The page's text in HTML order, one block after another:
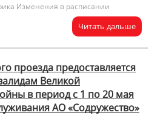
Изменения в расписании
Читать дальше
проезда предоставляется
Великой
в период с 1 по 20 мая
АО «Содружество»